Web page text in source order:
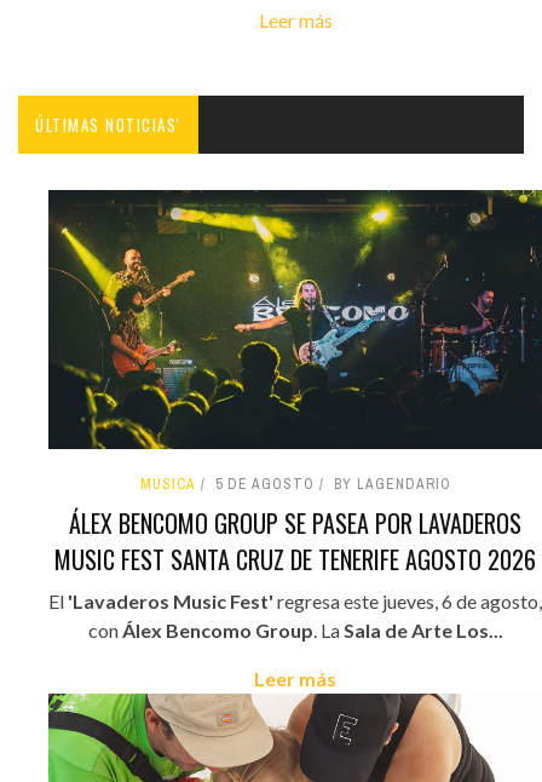
Leer más
ÚLTIMAS NOTICIAS'
MÚSICA 5 DE AGOSTO BY LAGENDARIO
ÁLEX BENCOMO GROUP SE PASEA POR LAVADEROS
MUSIC FEST SANTA CRUZ DE TENERIFE AGOSTO 2026
El 'Lavaderos Music Fest' regresa este jueves, 6 de agosto,
conÁlex Bencomo Group. LaSala de Arte Los...
Leer más